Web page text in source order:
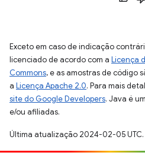
Exceto em caso de indicação
licenciado de acordo com a Licença
Commons, e as amostras de código
a Licença Apache 2.0. Para mais
site do Google Developers. Java é
e/ou afiliadas.
Última atualização 2024-02-05 UTC.